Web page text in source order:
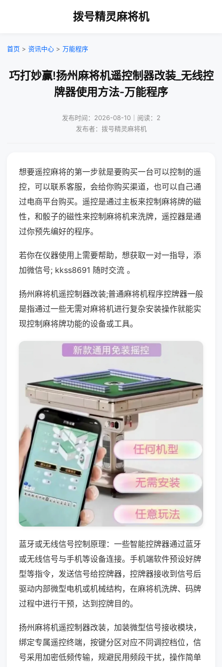
拨号精灵麻将机
首页 > 资讯中心 > 万能程序
巧打妙赢!扬州麻将机遥控制器改装_无线控
牌器使用方法-万能程序
发布时间：2026-08-10｜阅读：2
发布者：拨号精灵麻将机
想要遥控麻将的第一步就是要购买一台可以控制的遥
控，可以联系客服，会给你购买渠道，也可以自己通
过电商平台购买。遥控是通过主板来控制麻将牌的磁
性，和骰子的磁性来控制麻将机来洗牌，遥控器是通
过你预先编好的程序。
若你在仪器使用上需要帮助，想获取一对一指导，添
加微信号; kkss8691 随时交流 。
扬州麻将机遥控制器改装;普通麻将机程序控牌器一般
是指通过一些无需对麻将机进行复杂安装操作就能实
现控制麻将牌功能的设备或工具。
蓝牙或无线信号控制原理：一些智能控牌器通过蓝牙
或无线信号与手机等设备连接。手机端软件预设好牌
型等指令，发送信号给控牌器，控牌器接收到信号后
驱动内部微型电机或机械结构，在麻将机洗牌、码牌
过程中进行干预，达到控牌目的。
扬州麻将机遥控制器改装，加装微型信号接收模块，
绑定专属遥控终端，按键分区对应不同调控档位，信
号采用加密低频传输，规避民用频段干扰，操作简单